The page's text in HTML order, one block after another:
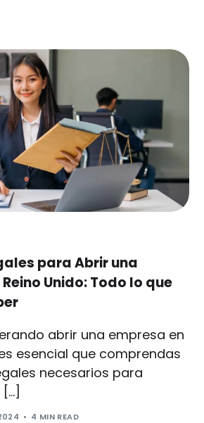
para Abrir una
Unido: Todo lo que
abrir una empresa en
esencial que comprendas
necesarios para
4 MIN READ